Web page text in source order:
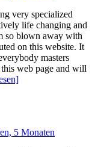
very specialized
life changing and
so blown away with
on this website. It
masters
web page and will
5 Monaten